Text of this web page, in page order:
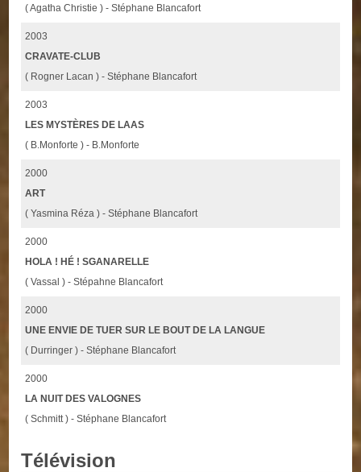
( Agatha Christie ) - Stéphane Blancafort
2003
CRAVATE-CLUB
( Rogner Lacan ) - Stéphane Blancafort
2003
LES MYSTÈRES DE LAAS
( B.Monforte ) - B.Monforte
2000
ART
( Yasmina Réza ) - Stéphane Blancafort
2000
HOLA ! HÉ ! SGANARELLE
( Vassal ) - Stépahne Blancafort
2000
UNE ENVIE DE TUER SUR LE BOUT DE LA LANGUE
( Durringer ) - Stéphane Blancafort
2000
LA NUIT DES VALOGNES
( Schmitt ) - Stéphane Blancafort
Télévision